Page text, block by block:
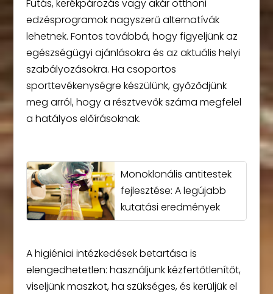
Futás, kerékpározás vagy akár otthoni
edzésprogramok nagyszerű alternatívák
lehetnek. Fontos továbbá, hogy figyeljünk az
egészségügyi ajánlásokra és az aktuális helyi
szabályozásokra. Ha csoportos
sporttevékenységre készülünk, győződjünk
meg arról, hogy a résztvevők száma megfelel
a hatályos előírásoknak.
Monoklonális antitestek
fejlesztése: A legújabb
kutatási eredmények
A higiéniai intézkedések betartása is
elengedhetetlen: használjunk kézfertőtlenítőt,
viseljünk maszkot, ha szükséges, és kerüljük el